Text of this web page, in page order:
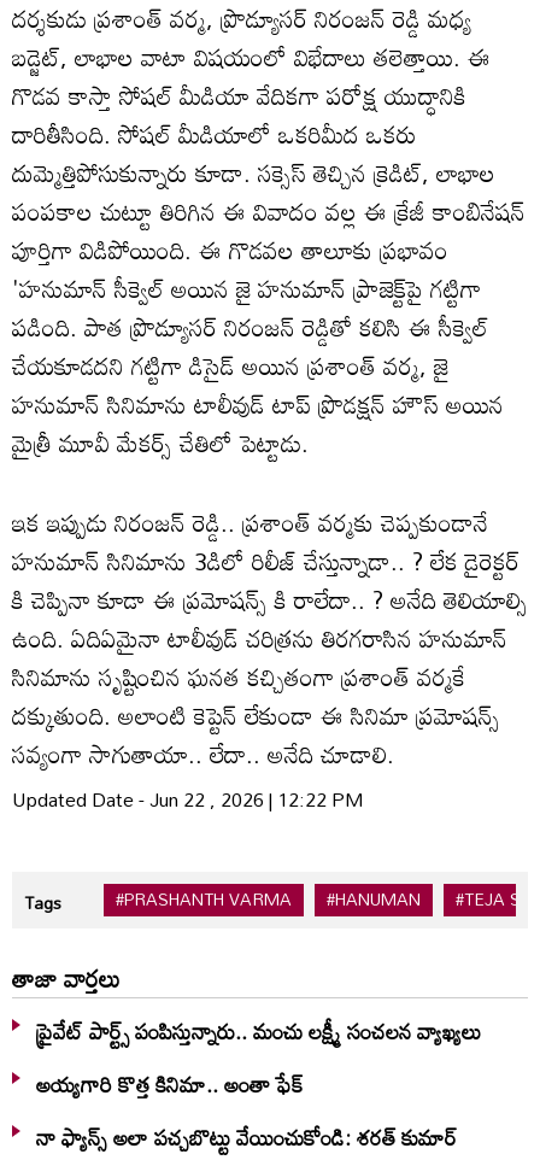
దర్శకుడు ప్రశాంత్ వర్మ, ప్రొడ్యూసర్ నిరంజన్ రెడ్డి మధ్య
బడ్జెట్, లాభాల వాటా విషయంలో విభేదాలు తలెత్తాయి. ఈ
గొడవ కాస్తా సోషల్ మీడియా వేదికగా పరోక్ష యుద్ధానికి
దారితీసింది. సోషల్ మీడియాలో ఒకరిమీద ఒకరు
దుమ్మెత్తిపోసుకున్నారు కూడా. సక్సెస్ తెచ్చిన క్రెడిట్, లాభాల
పంపకాల చుట్టూ తిరిగిన ఈ వివాదం వల్ల ఈ క్రేజీ కాంబినేషన్
పూర్తిగా విడిపోయింది. ఈ గొడవల తాలూకు ప్రభావం
'హనుమాన్ సీక్వెల్ అయిన జై హనుమాన్ ప్రాజెక్ట్‌పై గట్టిగా
పడింది. పాత ప్రొడ్యూసర్ నిరంజన్ రెడ్డితో కలిసి ఈ సీక్వెల్
చేయకూడదని గట్టిగా డిసైడ్ అయిన ప్రశాంత్ వర్మ, జై
హనుమాన్ సినిమాను టాలీవుడ్ టాప్ ప్రొడక్షన్ హౌస్ అయిన
మైత్రీ మూవీ మేకర్స్ చేతిలో పెట్టాడు.
ఇక ఇప్పుడు నిరంజన్ రెడ్డి.. ప్రశాంత్ వర్మకు చెప్పకుండానే
హనుమాన్ సినిమాను 3డిలో రిలీజ్ చేస్తున్నాడా.. ? లేక డైరెక్టర్
కి చెప్పినా కూడా ఈ ప్రమోషన్స్ కి రాలేదా.. ? అనేది తెలియాల్సి
ఉంది. ఏదిఏమైనా టాలీవుడ్ చరిత్రను తిరగరాసిన హనుమాన్
సినిమాను సృష్టించిన ఘనత కచ్చితంగా ప్రశాంత్ వర్మకే
దక్కుతుంది. అలాంటి కెప్టెన్ లేకుండా ఈ సినిమా ప్రమోషన్స్
సవ్యంగా సాగుతాయా.. లేదా.. అనేది చూడాలి.
Updated Date - Jun 22 , 2026 | 12:22 PM
Tags #PRASHANTH VARMA #HANUMAN #TEJA
తాజా వార్తలు
ప్రైవేట్ పార్ట్స్ పంపిస్తున్నారు.. మంచు లక్ష్మీ సంచలన వ్యాఖ్యలు
అయ్యగారి కొత్త కినిమా.. అంతా ఫేక్
నా ఫ్యాన్స్ అలా పచ్చబొట్టు వేయించుకోండి: శరత్ కుమార్